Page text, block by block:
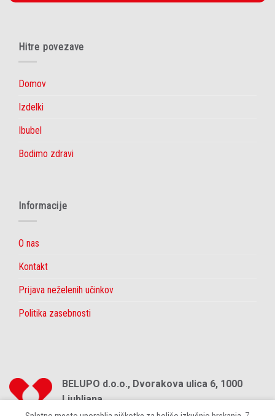
Hitre povezave
Domov
Izdelki
Ibubel
Bodimo zdravi
Informacije
O nas
Kontakt
Prijava neželenih učinkov
Politika zasebnosti
BELUPO d.o.o., Dvorakova ulica 6, 1000
Ljubljana